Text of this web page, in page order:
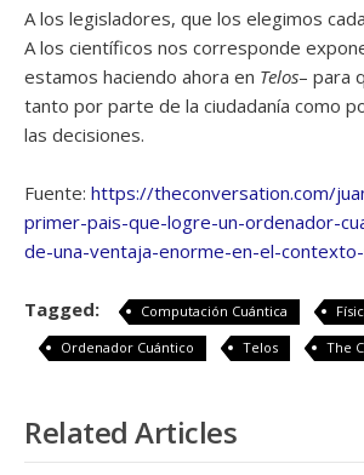
A los legisladores, que los elegimos
A los científicos nos corresponde
estamos haciendo ahora en Telos– para
tanto por parte de la ciudadanía como
las decisiones.
Fuente: https://theconversation.com/
primer-pais-que-logre-un-ordenador-
de-una-ventaja-enorme-en-el-
Tagged: Computación Cuántica
Ordenador Cuántico
Telos The
Related Articles